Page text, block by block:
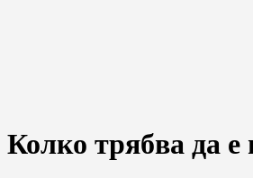
Колко трябва да е